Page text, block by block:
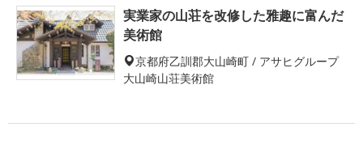
実業家の山荘を改修した雅趣に富んだ
美術館
京都府乙訓郡大山崎町 / アサヒグループ
大山崎山荘美術館